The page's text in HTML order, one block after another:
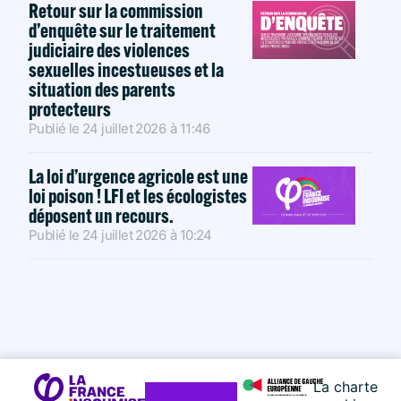
Retour sur la commission
d’enquête sur le traitement
judiciaire des violences
sexuelles incestueuses et la
situation des parents
protecteurs
Publié le 24 juillet 2026 à 11:46
La loi d’urgence agricole est une
loi poison ! LFI et les écologistes
déposent un recours.
Publié le 24 juillet 2026 à 10:24
La charte